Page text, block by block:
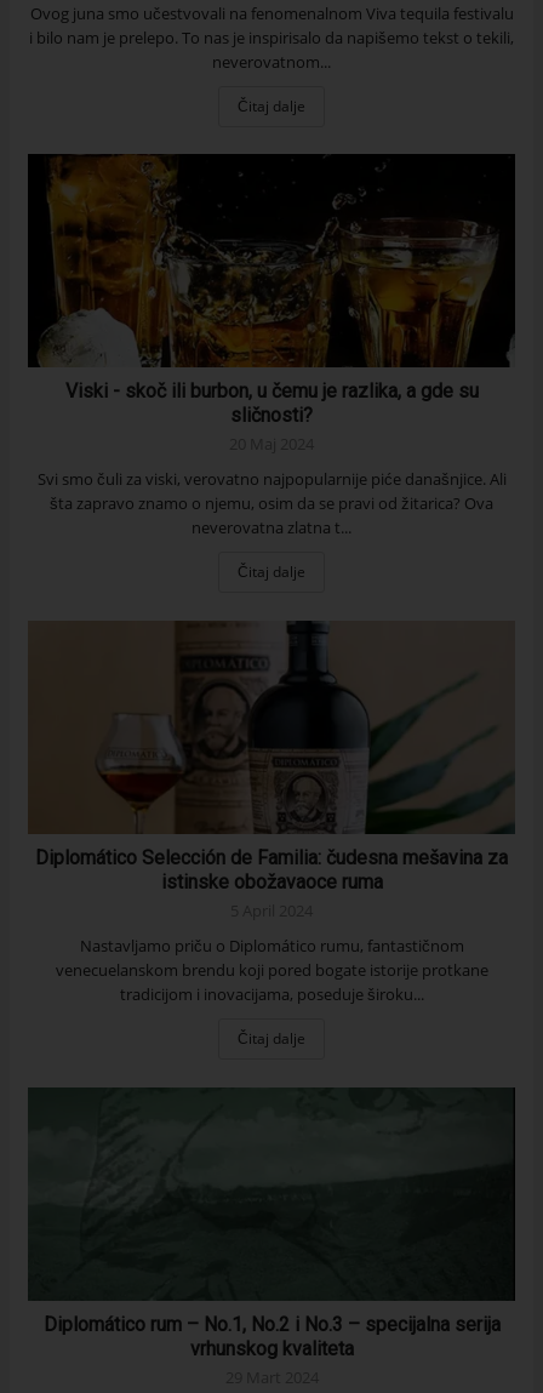
Ovog juna smo učestvovali na fenomenalnom Viva tequila festivalu
i bilo nam je prelepo. To nas je inspirisalo da napišemo tekst o tekili,
neverovatnom...
Čitaj dalje
Viski - skoč ili burbon, u čemu je razlika, a gde su
sličnosti?
Svi smo čuli za viski, verovatno najpopularnije piće današnjice. Ali
šta zapravo znamo o njemu, osim da se pravi od žitarica? Ova
neverovatna zlatna t...
Čitaj dalje
Diplomático Selección de Familia: čudesna mešavina za
istinske obožavaoce ruma
Nastavljamo priču o Diplomático rumu, fantastičnom
venecuelanskom brendu koji pored bogate istorije protkane
tradicijom i inovacijama, poseduje široku...
Čitaj dalje
Diplomático rum – No.1, No.2 i No.3 – specijalna serija
vrhunskog kvaliteta